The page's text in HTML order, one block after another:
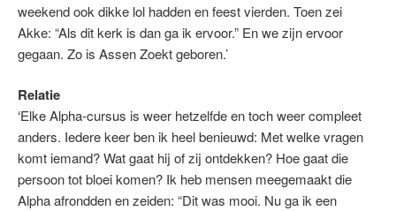
weekend ook dikke lol hadden en feest vierden. Toen zei
Akke: “Als dit kerk is dan ga ik ervoor.” En we zijn ervoor
gegaan. Zo is Assen Zoekt geboren.’
Relatie
‘Elke Alpha-cursus is weer hetzelfde en toch weer compleet
anders. Iedere keer ben ik heel benieuwd: Met welke vragen
komt iemand? Wat gaat hij of zij ontdekken? Hoe gaat die
persoon tot bloei komen? Ik heb mensen meegemaakt die
Alpha afrondden en zeiden: “Dit was mooi. Nu ga ik een